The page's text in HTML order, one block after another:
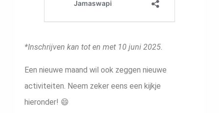
*Inschrijven kan tot en met 10 juni 2025.
Een nieuwe maand wil ook zeggen nieuwe
activiteiten. Neem zeker eens een kijkje
hieronder! 😄